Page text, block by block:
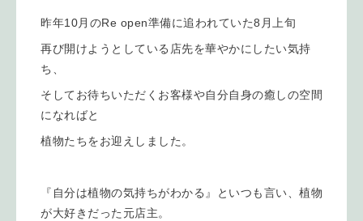
昨年10月のRe open準備に追われていた8月上旬
再び開けようとしている店先を華やかにしたい気持
ち、
そしてお待ちいただくお客様や自分自身の癒しの空間
になればと
植物たちをお迎えしました。
『自分は植物の気持ちがわかる』といつも言い、植物
が大好きだった元店主。